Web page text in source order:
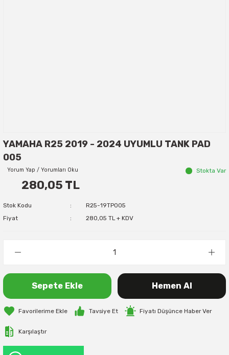
YAMAHA R25 2019 - 2024 UYUMLU TANK PAD
005
Yorum Yap / Yorumları Oku Stokta Var
280,05 TL
Stok Kodu
R25-19TP005
Fiyat
280,05 TL + KDV
Sepete Ekle Hemen Al
Tavsiye Et Fiyatı Düşünce Haber Ver
Karşılaştır